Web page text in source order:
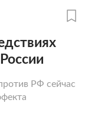
РФ сейчас